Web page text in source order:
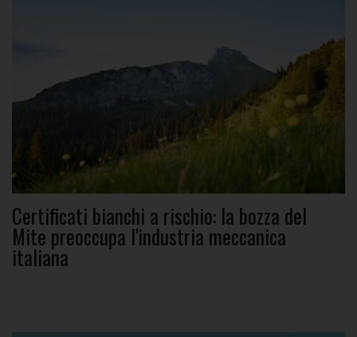
Certificati bianchi a rischio: la bozza del
Mite preoccupa l'industria meccanica
italiana